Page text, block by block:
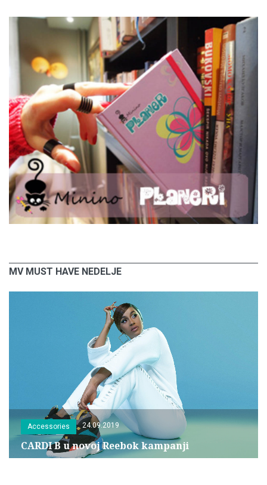
MV MUST HAVE NEDELJE
Accessories 24.09.2019
CARDI B u novoj Reebok kampanji